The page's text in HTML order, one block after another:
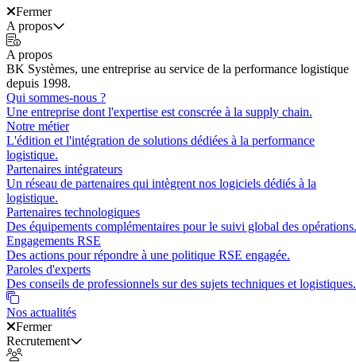
Fermer
A propos
A propos
BK Systèmes, une entreprise au service de la performance logistique
depuis 1998.
Qui sommes-nous ?
Une entreprise dont l'expertise est conscrée à la supply chain.
Notre métier
L'édition et l'intégration de solutions dédiées à la performance
logistique.
Partenaires intégrateurs
Un réseau de partenaires qui intègrent nos logiciels dédiés à la
logistique.
Partenaires technologiques
Des équipements complémentaires pour le suivi global des opérations.
Engagements RSE
Des actions pour répondre à une politique RSE engagée.
Paroles d'experts
Des conseils de professionnels sur des sujets techniques et logistiques.
Nos actualités
Fermer
Recrutement